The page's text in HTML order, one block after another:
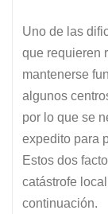
Uno de las
que requieren
mantenerse
algunos
por lo que se
expedito para
Estos dos
catástrofe
continuación.